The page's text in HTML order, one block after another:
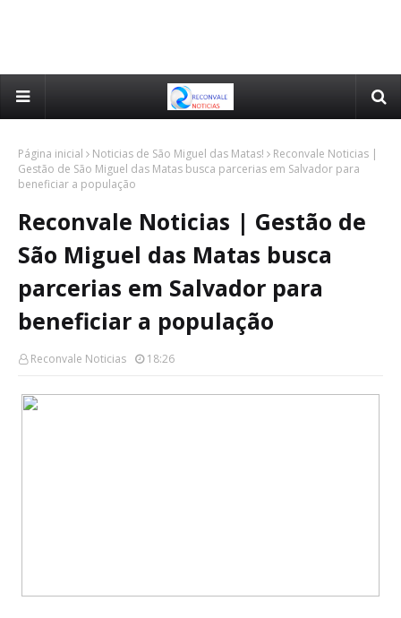
Página inicial Noticias de São Miguel das Matas!
Reconvale Noticias |
Gestão de São Miguel das Matas busca parcerias em Salvador para
beneficiar a população
Reconvale Noticias | Gestão de
São Miguel das Matas busca
parcerias em Salvador para
beneficiar a população
Reconvale Noticias 18:26